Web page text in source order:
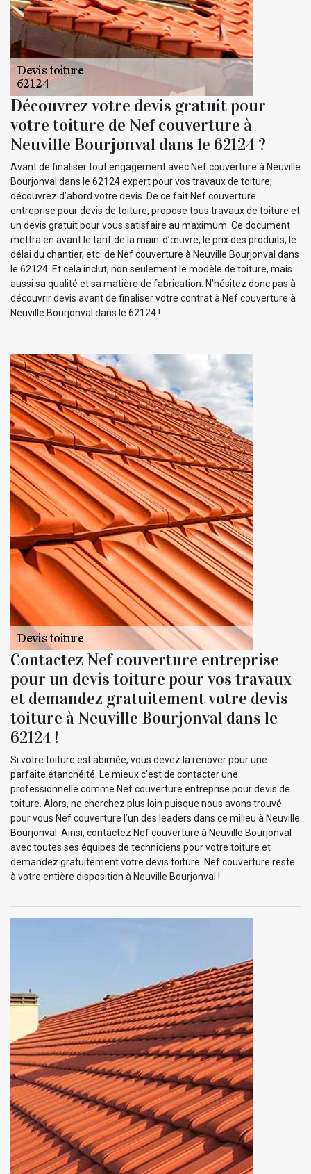
Découvrez votre devis gratuit pour
votre toiture de Nef couverture à
Neuville Bourjonval dans le 62124 ?
Avant de finaliser tout engagement avec Nef couverture à Neuville
Bourjonval dans le 62124 expert pour vos travaux de toiture,
découvrez d’abord votre devis. De ce fait Nef couverture
entreprise pour devis de toiture, propose tous travaux de toiture et
un devis gratuit pour vous satisfaire au maximum. Ce document
mettra en avant le tarif de la main-d’œuvre, le prix des produits, le
délai du chantier, etc. de Nef couverture à Neuville Bourjonval dans
le 62124. Et cela inclut, non seulement le modèle de toiture, mais
aussi sa qualité et sa matière de fabrication. N’hésitez donc pas à
découvrir devis avant de finaliser votre contrat à Nef couverture à
Neuville Bourjonval dans le 62124 !
Contactez Nef couverture entreprise
pour un devis toiture pour vos travaux
et demandez gratuitement votre devis
toiture à Neuville Bourjonval dans le
62124 !
Si votre toiture est abimée, vous devez la rénover pour une
parfaite étanchéité. Le mieux c’est de contacter une
professionnelle comme Nef couverture entreprise pour devis de
toiture. Alors, ne cherchez plus loin puisque nous avons trouvé
pour vous Nef couverture l’un des leaders dans ce milieu à Neuville
Bourjonval. Ainsi, contactez Nef couverture à Neuville Bourjonval
avec toutes ses équipes de techniciens pour votre toiture et
demandez gratuitement votre devis toiture. Nef couverture reste
à votre entière disposition à Neuville Bourjonval !